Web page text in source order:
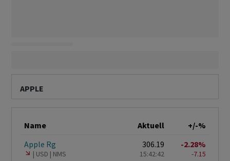
APPLE
Name Aktuell
+/-%
Apple Rg
USD NMS
306.19
15:42:42
-2.28%
-7.15